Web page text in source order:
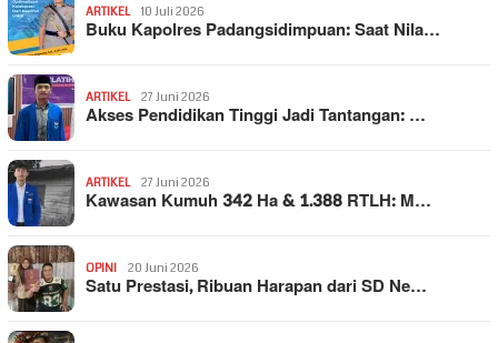
ARTIKEL 10 Juli 2026
Buku Kapolres Padangsidimpuan: Saat Nila…
ARTIKEL 27 Juni 2026
Akses Pendidikan Tinggi Jadi Tantangan: …
ARTIKEL 27 Juni 2026
Kawasan Kumuh 342 Ha & 1.388 RTLH: M…
OPINI 20 Juni 2026
Satu Prestasi, Ribuan Harapan dari SD Ne…